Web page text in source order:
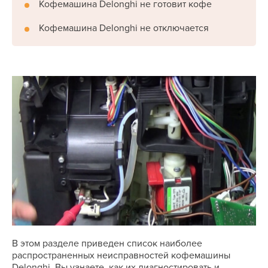
Кофемашина Delonghi не готовит кофе
Кофемашина Delonghi не отключается
В этом разделе приведен список наиболее
распространенных неисправностей кофемашины